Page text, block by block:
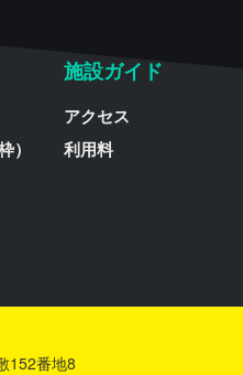
）
施設ガイド
アクセス
利用料
152番地8